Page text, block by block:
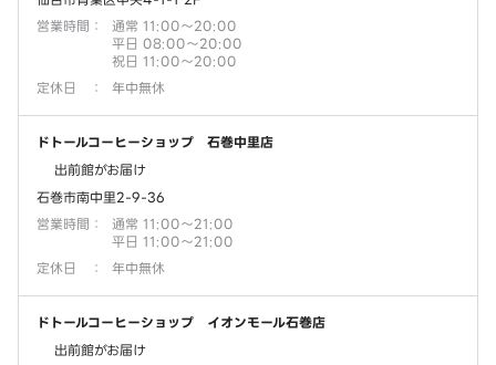
営業時間 ：
通常 11:00～20:00
平日 08:00～20:00
祝日 11:00～20:00
定休日
： 年中無休
ドトールコーヒーショップ 石巻中里店
出前館がお届け
石巻市南中里2-9-36
営業時間 ：
通常 11:00～21:00
平日 11:00～21:00
定休日
： 年中無休
ドトールコーヒーショップ イオンモール石巻店
出前館がお届け